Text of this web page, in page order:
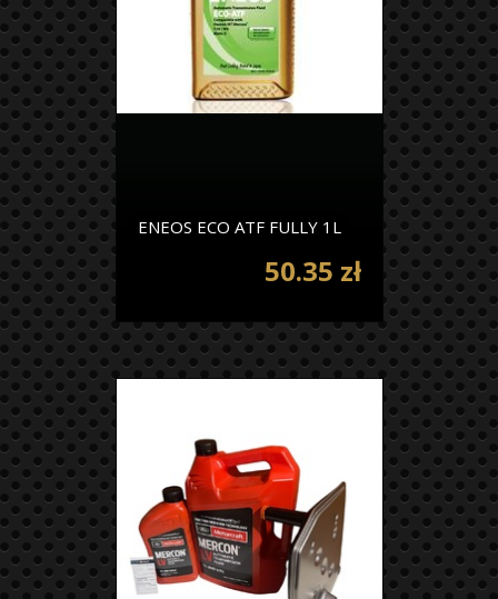
ENEOS ECO ATF FULLY 1L
50.35 zł